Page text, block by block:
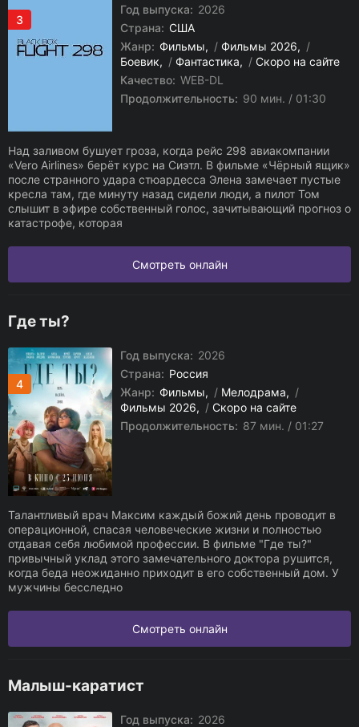
3
Год выпуска: 2026
Страна: США
Жанр: Фильмы / Фильмы 2026
/
Боевик
/ Фантастика / Скоро на сайте
Качество: WEB-DL
Продолжительность: 90 мин. / 01:30
Над заливом бушует гроза, когда рейс 298 авиакомпании
«Vero Airlines» берёт курс на Сиэтл. В фильме «Чёрный ящик»
после странного удара стюардесса Элена замечает пустые
кресла там, где минуту назад сидели люди, а пилот Том
слышит в эфире собственный голос, зачитывающий прогноз о
катастрофе, которая
Смотреть онлайн
Где ты?
4
Год выпуска: 2026
Страна: Россия
Жанр: Фильмы / Мелодрама
/
Фильмы 2026
/ Скоро на сайте
Продолжительность: 87 мин. / 01:27
Талантливый врач Максим каждый божий день проводит в
операционной, спасая человеческие жизни и полностью
отдавая себя любимой профессии. В фильме "Где ты?"
привычный уклад этого замечательного доктора рушится,
когда беда неожиданно приходит в его собственный дом. У
мужчины бесследно
Смотреть онлайн
Малыш-каратист
Год выпуска: 2026